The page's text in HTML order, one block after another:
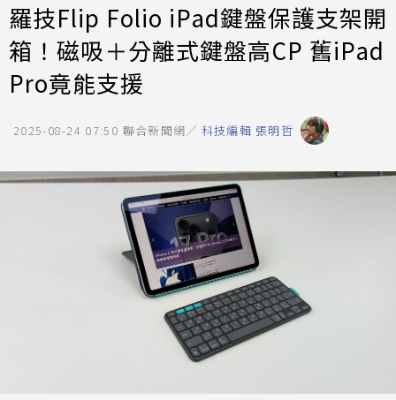
羅技Flip Folio iPad鍵盤保護支架開
箱！磁吸＋分離式鍵盤高CP 舊iPad
Pro竟能支援
2025-08-24 07:50 聯合新聞網／ 科技編輯 張明哲